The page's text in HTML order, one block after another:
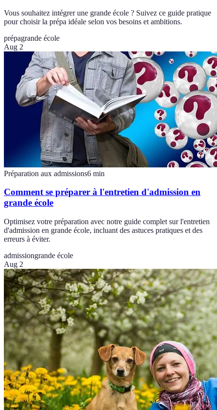
Vous souhaitez intégrer une grande école ? Suivez ce guide pratique
pour choisir la prépa idéale selon vos besoins et ambitions.
prépagrande école
Aug 2
Préparation aux admissions6 min
Comment se préparer à l'entretien d'admission en
grande école
Optimisez votre préparation avec notre guide complet sur l'entretien
d'admission en grande école, incluant des astuces pratiques et des
erreurs à éviter.
admissiongrande école
Aug 2